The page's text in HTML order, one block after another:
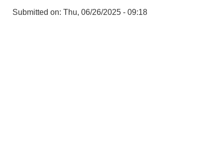
Submitted on: Thu, 06/26/2025 - 09:18